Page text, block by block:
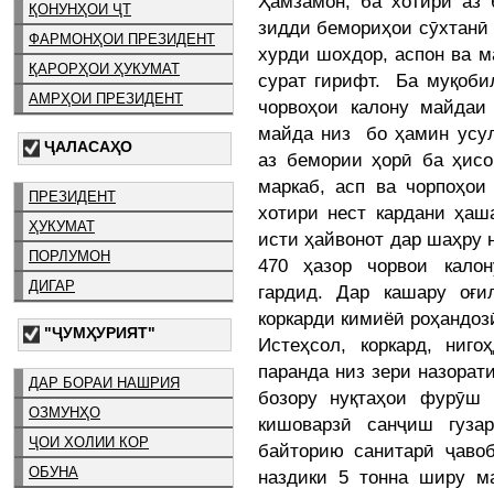
ҚОНУНҲОИ ҶТ
ФАРМОНҲОИ ПРЕЗИДЕНТ
ҚАРОРҲОИ ҲУКУМАТ
АМРҲОИ ПРЕЗИДЕНТ
ҶАЛАСАҲО
ПРЕЗИДЕНТ
ҲУКУМАТ
ПОРЛУМОН
ДИГАР
"ҶУМҲУРИЯТ"
ДАР БОРАИ НАШРИЯ
ОЗМУНҲО
ҶОИ ХОЛИИ КОР
ОБУНА
зидди бемориҳои
хурди шохдор, аспон ва
сурат гирифт. Ба
чорвоҳои калону
майда низ бо ҳамин
аз бемории ҳорӣ ба
маркаб, асп ва
хотири нест кардани
исти ҳайвонот дар шаҳру
470 ҳазор чорвои
гардид. Дар кашару
коркарди кимиёӣ
Истеҳсол, коркард,
паранда низ зери
бозору нуқтаҳои
кишоварзӣ санҷиш
байторию санитарӣ
наздики 5 тонна ширу